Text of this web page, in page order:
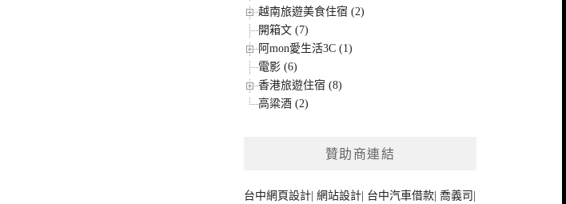
越南旅遊美食住宿 (2)
開箱文 (7)
阿mon愛生活3C (1)
電影 (6)
香港旅遊住宿 (8)
高粱酒 (2)
贊助商連結
台中網頁設計 |網站設計 台中汽車借款 |喬義司